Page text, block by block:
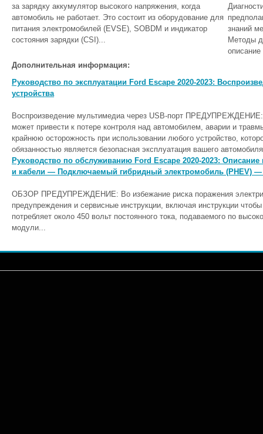
за зарядку аккумулятор высокого напряжения, когда
автомобиль не работает. Это состоит из оборудование для
питания электромобилей (EVSE), SOBDM и индикатор
состояния зарядки (CSI)...
знаний
Методы
описание
Дополнительная информация:
Руководство по эксплуатации Ford Escape 2020-2023:
устройства
Воспроизведение мультимедиа через USB-порт ПРЕДУПРЕЖДЕНИЕ:
может привести к потере контроля над автомобилем, аварии и
крайнюю осторожность при использовании любого устройство,
обязанностью является безопасная эксплуатация вашего
Руководство по обслуживанию Ford Escape 2020-2023:
и кабели — Подключаемый гибридный электромобиль (PHEV)
ОБЗОР ПРЕДУПРЕЖДЕНИЕ: Во избежание риска поражения
предупреждения и сервисные инструкции, включая инструкции
потребляет около 450 вольт постоянного тока, подаваемого по
модули...